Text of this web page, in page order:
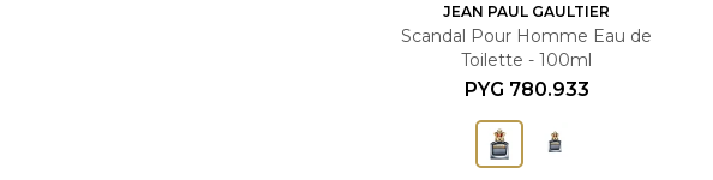
JEAN PAUL GAULTIER
Scandal Pour Homme Eau de
Toilette - 100ml
PYG 780.933